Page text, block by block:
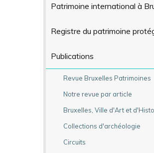
Patrimoine international à
Registre du patrimoine
Publications
Revue Bruxelles Patrimoines
Notre revue par article
Bruxelles, Ville d'Art et
Collections d'archéologie
Circuits